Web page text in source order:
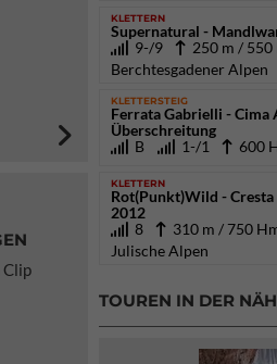
KLETTERN
Supernatural -
9-/9
250 m / 550
Berchtesgadener Alpen
KLETTERSTEIG
Ferrata Gabrielli - Cima
Überschreitung
B
1-/1 600
KLETTERN
Rot(Punkt)Wild -
2012
8
310 m / 750
Julische Alpen
TOUREN IN DER